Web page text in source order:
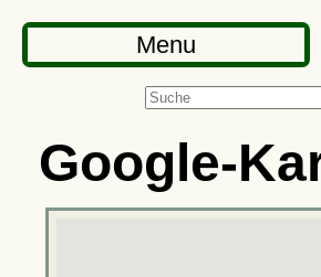
Menu
Google-